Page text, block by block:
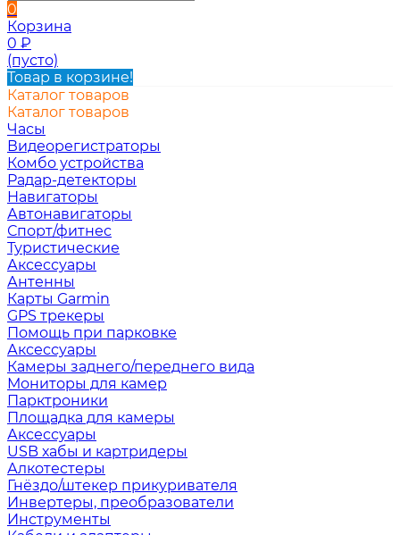
0
Корзина
0 ₽
(пусто)
Товар в корзине!
Каталог товаров
Каталог товаров
Часы
Видеорегистраторы
Комбо устройства
Радар-детекторы
Навигаторы
Автонавигаторы
Спорт/фитнес
Туристические
Аксессуары
Антенны
Карты Garmin
GPS трекеры
Помощь при парковке
Аксессуары
Камеры заднего/переднего вида
Мониторы для камер
Парктроники
Площадка для камеры
Аксессуары
USB хабы и картридеры
Алкотестеры
Гнёздо/штекер прикуривателя
Инвертеры, преобразователи
Инструменты